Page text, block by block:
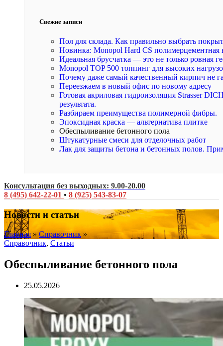
Свежие записи
Пол для склада. Как правильно выбрать
Новинка: Monopol Hard CS полимерцементная
Идеальная брусчатка — это не только ровная
Monopol TOP 500 топпинг для высоких
Почему даже самый качественный кирпич не
Переезжаем в новый офис по новому адресу
Готовая акриловая гидроизоляция Strasser
результата.
Разбираем преимущества полимерной фибры.
Эпоксидная краска — альтернатива плитке
Обеспыливание бетонного пола
Штукатурные смеси для отделочных работ
Лак для защиты бетона и бетонных полов.
Консультация без выходных: 9.00-20.00
8 (495) 642-22-01 • 8 (925) 543-83-07
Новости и статьи
Главная»Справочник»
Справочник, Статьи
Обеспыливание бетонного пола
25.05.2026